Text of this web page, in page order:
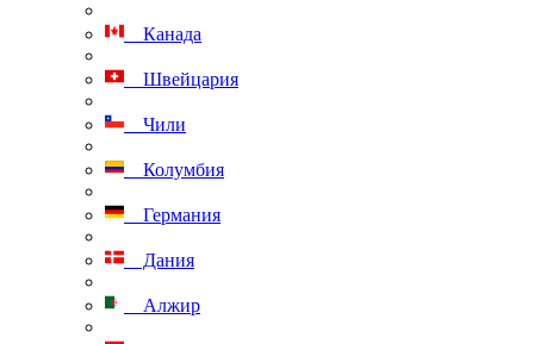
Канада
Швейцария
Чили
Колумбия
Германия
Дания
Алжир